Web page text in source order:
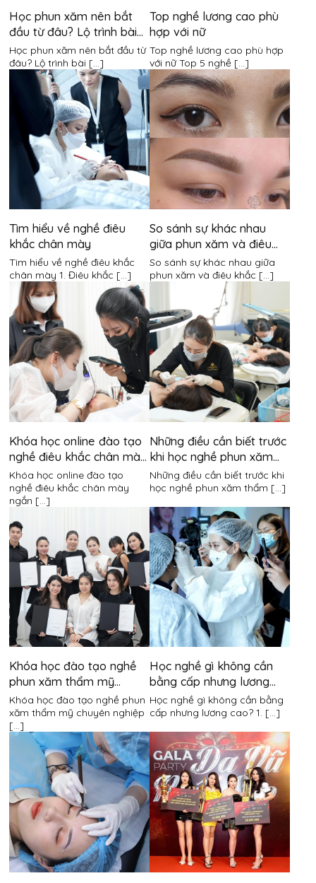
Học phun xăm nên bắt
đầu từ đâu? Lộ trình bài
bản cho người mới bắt
đầu
Học phun xăm nên bắt đầu từ
đâu? Lộ trình bài [...]
Top nghề lương cao phù
hợp với nữ
Top nghề lương cao phù hợp
với nữ Top 5 nghề [...]
Tìm hiểu về nghề điêu
khắc chân mày
Tìm hiểu về nghề điêu khắc
chân mày 1. Điêu khắc [...]
So sánh sự khác nhau
giữa phun xăm và điêu
khắc chân mày
So sánh sự khác nhau giữa
phun xăm và điêu khắc [...]
Khóa học online đào tạo
nghề điêu khắc chân mày
ngắn hạn
Khóa học online đào tạo
nghề điêu khắc chân mày
ngắn [...]
Những điều cần biết trước
khi học nghề phun xăm
thẩm mỹ
Những điều cần biết trước khi
học nghề phun xăm thẩm [...]
Khóa học đào tạo nghề
phun xăm thẩm mỹ
chuyên nghiệp
Khóa học đào tạo nghề phun
xăm thẩm mỹ chuyên nghiệp
[...]
Học nghề gì không cần
bằng cấp nhưng lương
cao?
Học nghề gì không cần bằng
cấp nhưng lương cao? 1. [...]